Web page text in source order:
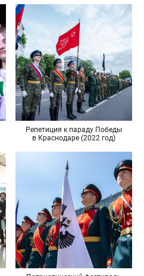
Репетиция к параду Победы
в Краснодаре (2022 год)